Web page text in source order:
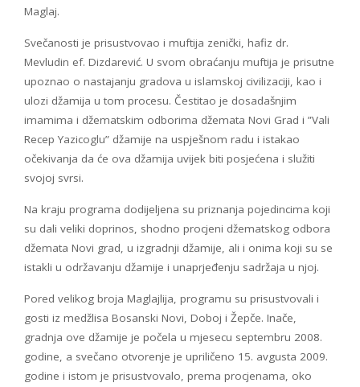
Maglaj.
Svečanosti je prisustvovao i muftija zenički, hafiz dr.
Mevludin ef. Dizdarević. U svom obraćanju muftija je prisutne
upoznao o nastajanju gradova u islamskoj civilizaciji, kao i
ulozi džamija u tom procesu. Čestitao je dosadašnjim
imamima i džematskim odborima džemata Novi Grad i ”Vali
Recep Yazicoglu” džamije na uspješnom radu i istakao
očekivanja da će ova džamija uvijek biti posjećena i služiti
svojoj svrsi.
Na kraju programa dodijeljena su priznanja pojedincima koji
su dali veliki doprinos, shodno procjeni džematskog odbora
džemata Novi grad, u izgradnji džamije, ali i onima koji su se
istakli u održavanju džamije i unaprjeđenju sadržaja u njoj.
Pored velikog broja Maglajlija, programu su prisustvovali i
gosti iz medžlisa Bosanski Novi, Doboj i Žepče. Inače,
gradnja ove džamije je počela u mjesecu septembru 2008.
godine, a svečano otvorenje je upriličeno 15. avgusta 2009.
godine i istom je prisustvovalo, prema procjenama, oko